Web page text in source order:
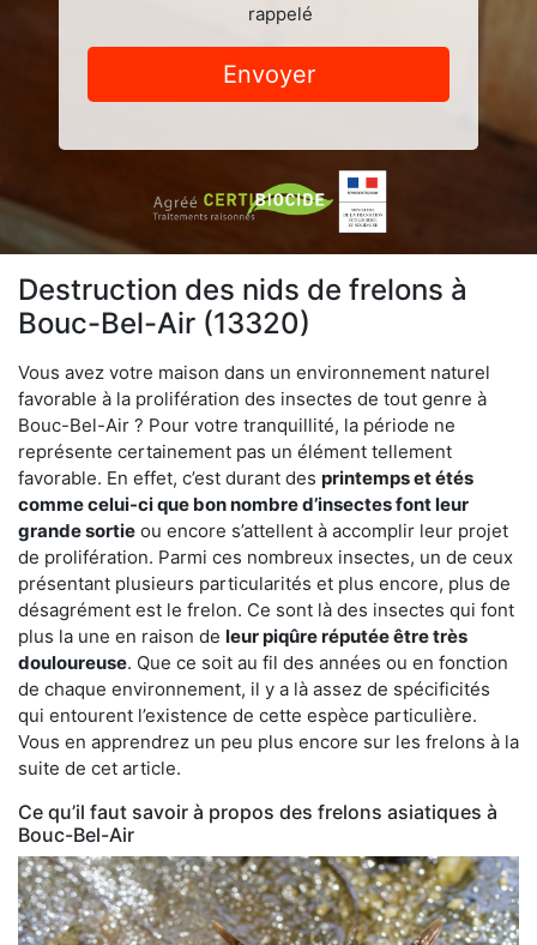
rappelé
Envoyer
Destruction des nids de frelons à
Bouc-Bel-Air (13320)
Vous avez votre maison dans un environnement naturel
favorable à la prolifération des insectes de tout genre à
Bouc-Bel-Air ? Pour votre tranquillité, la période ne
représente certainement pas un élément tellement
favorable. En effet, c’est durant des printemps et étés
comme celui-ci que bon nombre d’insectes font leur
grande sortie ou encore s’attellent à accomplir leur projet
de prolifération. Parmi ces nombreux insectes, un de ceux
présentant plusieurs particularités et plus encore, plus de
désagrément est le frelon. Ce sont là des insectes qui font
plus la une en raison de leur piqûre réputée être très
douloureuse. Que ce soit au fil des années ou en fonction
de chaque environnement, il y a là assez de spécificités
qui entourent l’existence de cette espèce particulière.
Vous en apprendrez un peu plus encore sur les frelons à la
suite de cet article.
Ce qu’il faut savoir à propos des frelons asiatiques à
Bouc-Bel-Air